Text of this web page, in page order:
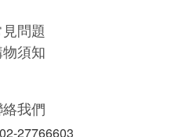
問題
須知
我們
27766603